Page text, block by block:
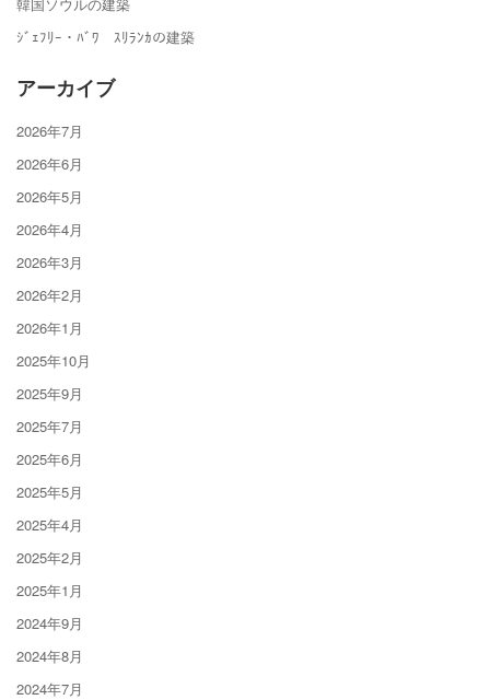
ｼﾞｪﾌﾘｰ・ﾊﾞﾜ ｽﾘﾗﾝｶの建築
アーカイブ
2026年7月
2026年6月
2026年5月
2026年4月
2026年3月
2026年2月
2026年1月
2025年10月
2025年9月
2025年7月
2025年6月
2025年5月
2025年4月
2025年2月
2025年1月
2024年9月
2024年8月
2024年7月